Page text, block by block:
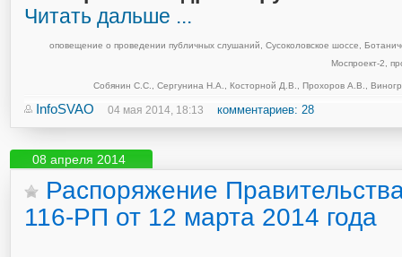
Читать дальше ...
оповещение о проведении публичных слушаний Сусоколовское шоссе
Моспроект-2
Собянин С.С. Сергунина Н.А. Косторной Д.В. Прохоров А.В.
InfoSVAO 04 мая 2014, 18:13 комментариев: 28
08 апреля 2014
Распоряжение
116-РП от 12 марта 2014 года